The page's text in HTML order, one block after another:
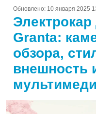
Обновлено: 10 января 2025
Granta:
обзора,
внешность